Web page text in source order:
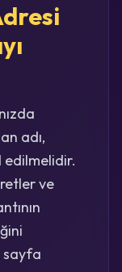
adı,
edilmelidir.
ve
sayfa